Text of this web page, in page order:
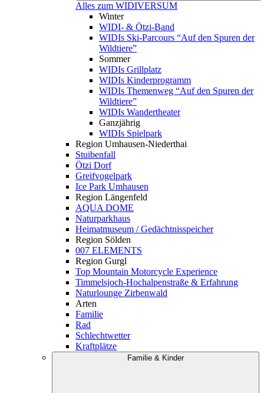
Alles zum WIDIVERSUM
Winter
WIDI- & Ötzi-Band
WIDIs Ski-Parcours “Auf den Spuren der
Wildtiere”
Sommer
WIDIs Grillplatz
WIDIs Kinderprogramm
WIDIs Themenweg “Auf den Spuren der
Wildtiere”
WIDIs Wandertheater
Ganzjährig
WIDIs Spielpark
Region Umhausen-Niederthai
Stuibenfall
Ötzi Dorf
Greifvogelpark
Ice Park Umhausen
Region Längenfeld
AQUA DOME
Naturparkhaus
Heimatmuseum / Gedächtnisspeicher
Region Sölden
007 ELEMENTS
Region Gurgl
Top Mountain Motorcycle Experience
Timmelsjoch-Hochalpenstraße & Erfahrung
Naturlounge Zirbenwald
Arten
Familie
Rad
Schlechtwetter
Kraftplätze
Familie & Kinder